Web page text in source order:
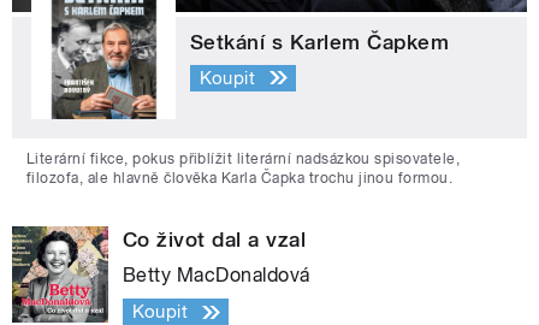
Setkání s Karlem Čapkem
Koupit
Literární fikce, pokus přiblížit literární nadsázkou spisovatele,
filozofa, ale hlavně člověka Karla Čapka trochu jinou formou.
Co život dal a vzal
Betty MacDonaldová
Koupit